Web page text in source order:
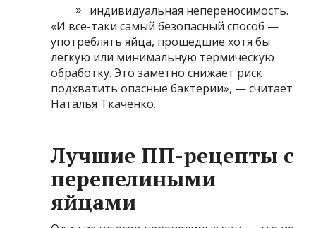
индивидуальная непереносимость.
«И все-таки самый безопасный способ —
употреблять яйца, прошедшие хотя бы
легкую или минимальную термическую
обработку. Это заметно снижает риск
подхватить опасные бактерии», — считает
Наталья Ткаченко.
Лучшие ПП-рецепты с
перепелиными
яйцами